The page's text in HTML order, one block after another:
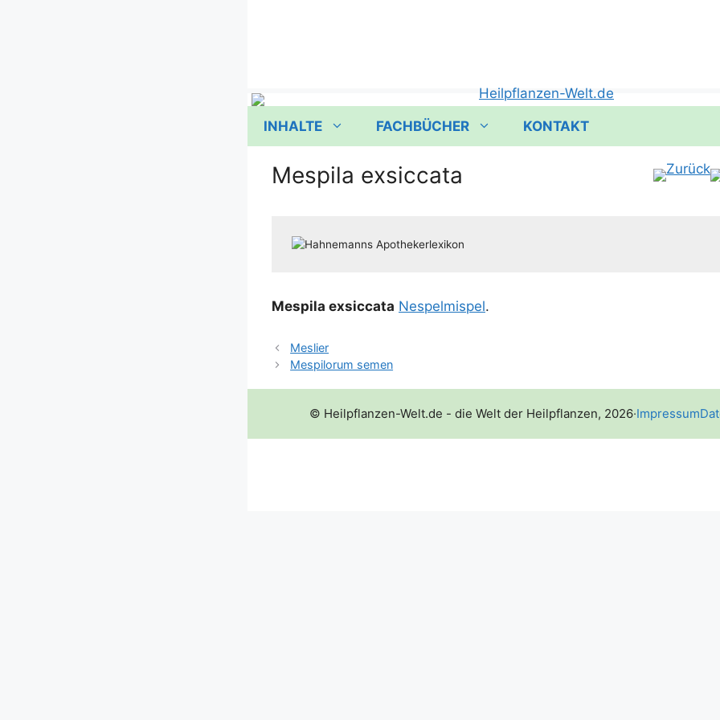
INHALTE FACHBÜCHER KONTAKT
Mespila exsiccata
Mes­pi­la exsic­ca­ta Nespel­mis­pel.
Meslier
Mespilorum semen
© Heilpflanzen-Welt.de - die Welt der Heilpflanzen, 2026·Impressum